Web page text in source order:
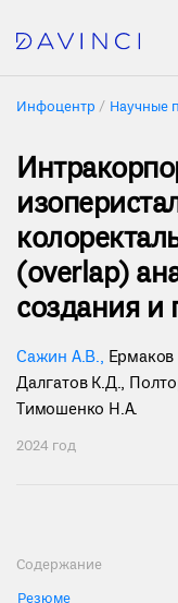
Инфоцентр Научные
(overlap)
создания и
Сажин А.В.,
Далгатов К.Д.,
Тимошенко Н.А.
2024 год
Содержание
Резюме